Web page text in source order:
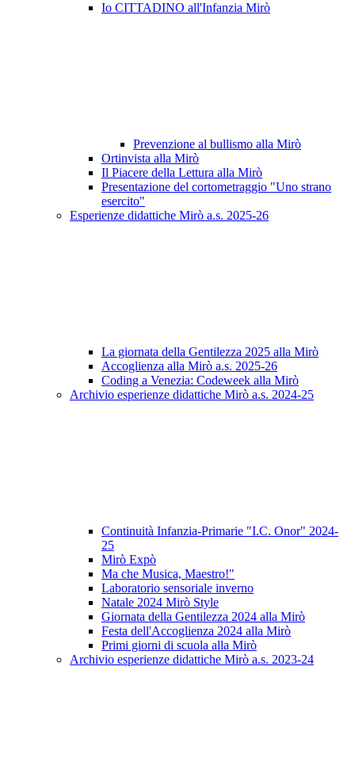
Io CITTADINO all'Infanzia Mirò
Prevenzione al bullismo alla Mirò
Ortinvista alla Mirò
Il Piacere della Lettura alla Mirò
Presentazione del cortometraggio "Uno strano
esercito"
Esperienze didattiche Mirò a.s. 2025-26
La giornata della Gentilezza 2025 alla Mirò
Accoglienza alla Mirò a.s. 2025-26
Coding a Venezia: Codeweek alla Mirò
Archivio esperienze didattiche Mirò a.s. 2024-25
Continuità Infanzia-Primarie "I.C. Onor" 2024-
25
Mirò Expò
Ma che Musica, Maestro!"
Laboratorio sensoriale inverno
Natale 2024 Mirò Style
Giornata della Gentilezza 2024 alla Mirò
Festa dell'Accoglienza 2024 alla Mirò
Primi giorni di scuola alla Mirò
Archivio esperienze didattiche Mirò a.s. 2023-24